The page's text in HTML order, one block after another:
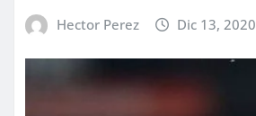
Hector Perez Dic 13, 2020